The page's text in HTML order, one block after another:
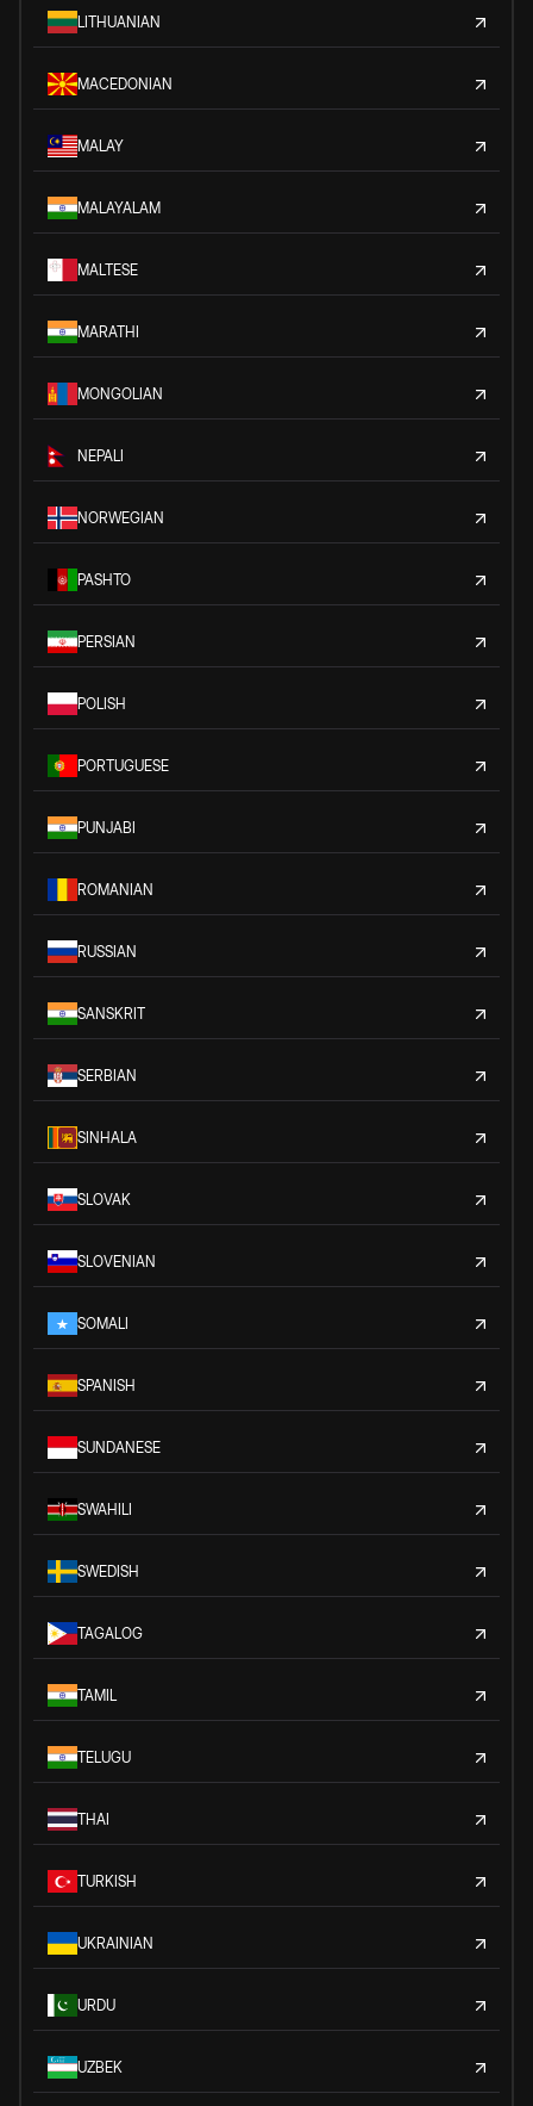
LITHUANIAN
MACEDONIAN
MALAY
MALAYALAM
MALTESE
MARATHI
MONGOLIAN
NEPALI
NORWEGIAN
PASHTO
PERSIAN
POLISH
PORTUGUESE
PUNJABI
ROMANIAN
RUSSIAN
SANSKRIT
SERBIAN
SINHALA
SLOVAK
SLOVENIAN
SOMALI
SPANISH
SUNDANESE
SWAHILI
SWEDISH
TAGALOG
TAMIL
TELUGU
THAI
TURKISH
UKRAINIAN
URDU
UZBEK